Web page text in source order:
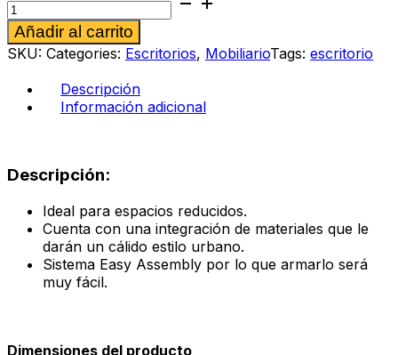
attuale
600
color
ébano
cantidad
Añadir al carrito
SKU: Categories: Escritorios, MobiliarioTags: escritorio
Descripción
Información adicional
Descripción:
Ideal para espacios reducidos.
Cuenta con una integración de materiales que le
darán un cálido estilo urbano.
Sistema Easy Assembly por lo que armarlo será
muy fácil.
Dimensiones del producto